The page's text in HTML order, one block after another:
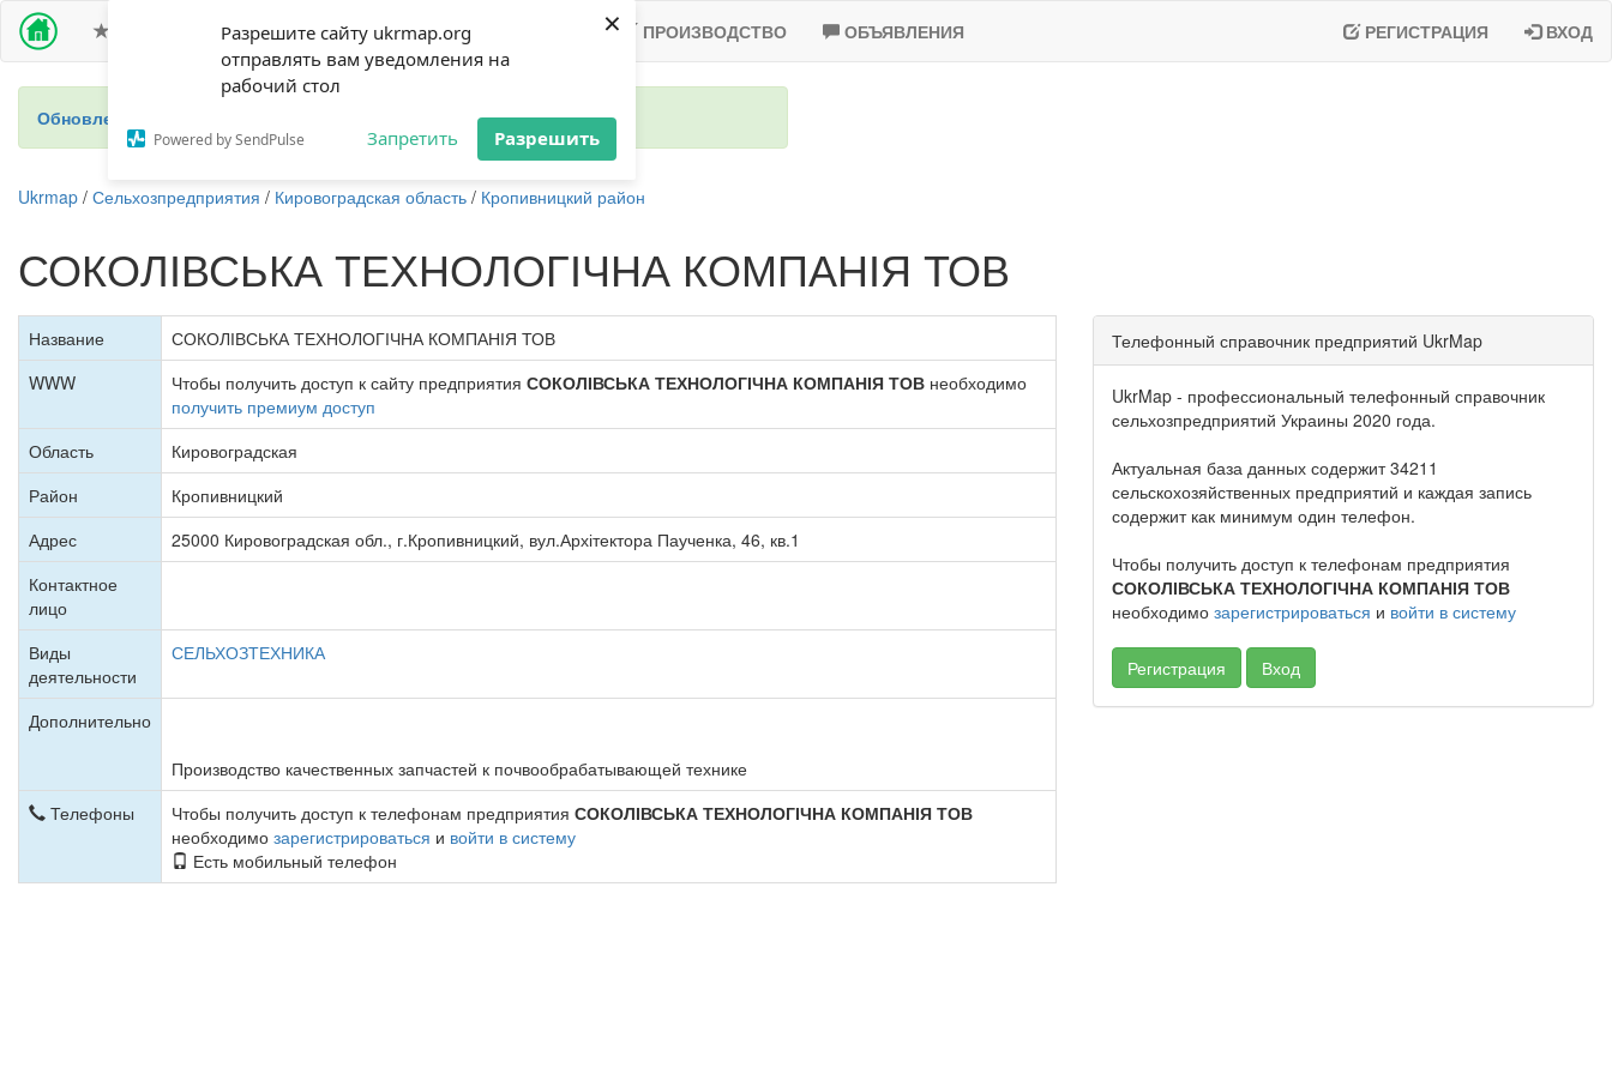
Разрешите сайту ukrmap.org
отправлять вам уведомления на
рабочий стол
Powered by SendPulse Запретить Разрешить
×
ПРЕМИУМ ДОСТУП СЕЛЬХОЗПРЕДПРИЯТИЯ-2020 ПРОИЗВОДСТВО ОБЪЯВЛЕНИЯ РЕГИСТРАЦИЯ ВХОД
Обновление 2024 - новый справочник фермеров Украины
Ukrmap / Сельхозпредприятия / Кировоградская область / Кропивницкий район
СОКОЛІВСЬКА ТЕХНОЛОГІЧНА КОМПАНІЯ ТОВ
Название
СОКОЛІВСЬКА ТЕХНОЛОГІЧНА КОМПАНІЯ ТОВ
WWW
Чтобы получить доступ к сайту предприятия СОКОЛІВСЬКА ТЕХНОЛОГІЧНА КОМПАНІЯ ТОВ необходимо
получить премиум доступ
Область
Кировоградская
Район
Кропивницкий
Адрес
25000 Кировоградская обл., г.Кропивницкий, вул.Архітектора Паученка, 46, кв.1
Контактное
лицо
Виды
деятельности
СЕЛЬХОЗТЕХНИКА
Дополнительно
Производство качественных запчастей к почвообрабатывающей технике
Телефоны
Чтобы получить доступ к телефонам предприятия СОКОЛІВСЬКА ТЕХНОЛОГІЧНА КОМПАНІЯ ТОВ
необходимо зарегистрироваться и войти в систему
Есть мобильный телефон
Телефонный справочник предприятий UkrMap
UkrMap - профессиональный телефонный справочник
сельхозпредприятий Украины 2020 года.
Актуальная база данных содержит 34211
сельскохозяйственных предприятий и каждая запись
содержит как минимум один телефон.
Чтобы получить доступ к телефонам предприятия
СОКОЛІВСЬКА ТЕХНОЛОГІЧНА КОМПАНІЯ ТОВ
необходимо зарегистрироваться и войти в систему
Регистрация Вход